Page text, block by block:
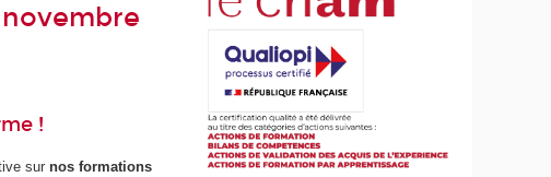
!
surnos formations